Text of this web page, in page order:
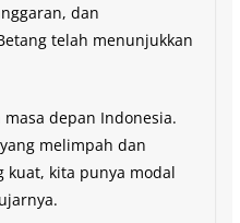
dan
telah menunjukkan
depan Indonesia.
melimpah dan
kuat, kita punya modal